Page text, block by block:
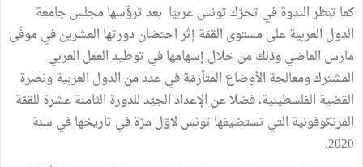
كما تنظر الندوة في تحرّك تونس عربيّا بعد ترؤّسها مجلس جامعة
الدول العربية على مستوى القمّة إثر احتضان دورتها العشرين في موفّى
مارس الماضي وذلك من خلال إسهامها في توطيد العمل العربي
المشترك ومعالجة الأوضاع المتأزمّة في عدد من الدول العربية ونصرة
القضية الفلسطينية، فضلا عن الإعداد الجيّد للدورة الثامنة عشرة للقمّة
الفرنكوفونية التي تستضيفها تونس لاوّل مرّة في تاريخها في سنة
2020.